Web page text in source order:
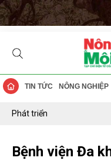
TIN TỨC NÔNG NGHIỆP
Phát triển
Bệnh viện Đa